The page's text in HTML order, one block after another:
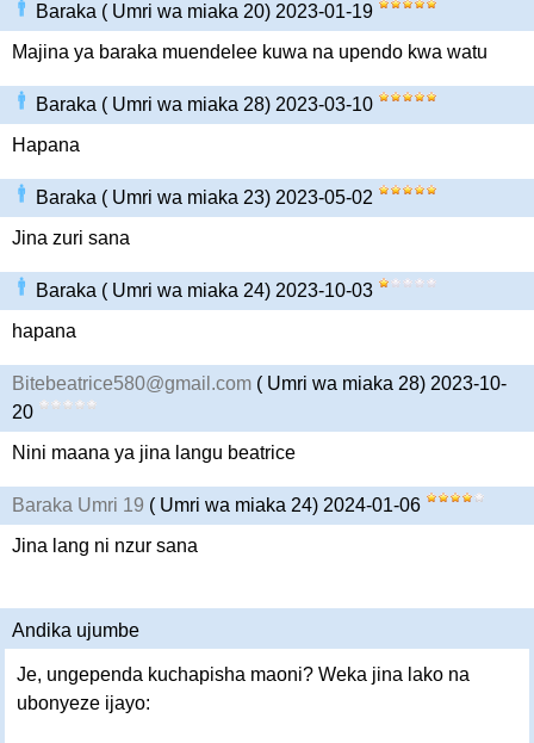
Baraka ( Umri wa miaka 20) 2023-01-19
Majina ya baraka muendelee kuwa na upendo kwa watu
Baraka ( Umri wa miaka 28) 2023-03-10
Hapana
Baraka ( Umri wa miaka 23) 2023-05-02
Jina zuri sana
Baraka ( Umri wa miaka 24) 2023-10-03
hapana
Bitebeatrice580@gmail.com ( Umri wa miaka 28) 2023-10-
20
Nini maana ya jina langu beatrice
Baraka Umri 19 ( Umri wa miaka 24) 2024-01-06
Jina lang ni nzur sana
Andika ujumbe
Je, ungependa kuchapisha maoni? Weka jina lako na
ubonyeze ijayo: